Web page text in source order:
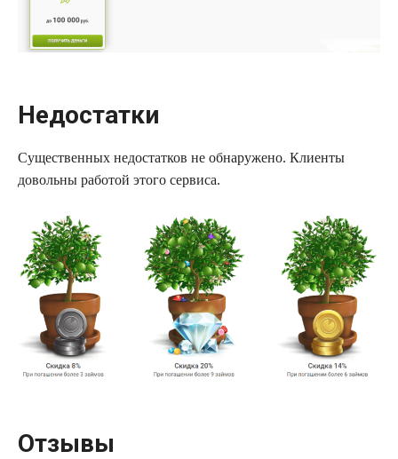
Недостатки
Существенных недостатков не обнаружено. Клиенты
довольны работой этого сервиса.
Отзывы